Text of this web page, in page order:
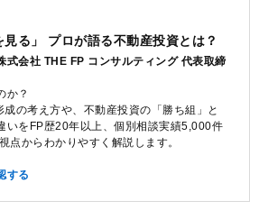
見る」 プロが語る不動産投資とは？
会社 THE FP コンサルティング 代表取締
か？
の考え方や、不動産投資の「勝ち組」と
いをFP歴20年以上、個別相談実績5,000件
点からわかりやすく解説します。
する